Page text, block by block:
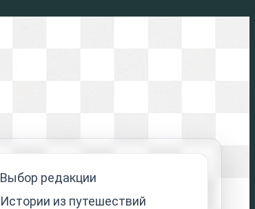
Выбор редакции
Истории из путешествий